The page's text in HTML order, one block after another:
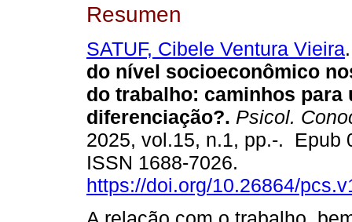
Resumen
SATUF, Cibele Ventura Vieira.
do nível socioeconômico
do trabalho: caminhos para
diferenciação?. Psicol.
2025, vol.15, n.1, pp.-. Epub
ISSN 1688-7026.
https://doi.org/10.26864/